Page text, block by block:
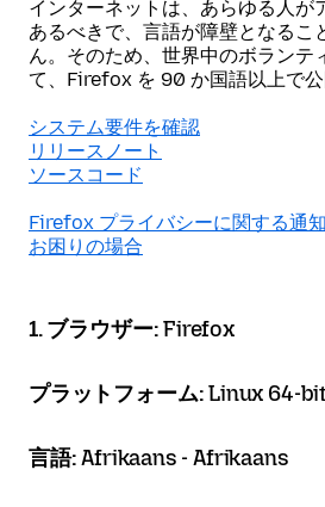
インターネットは、あらゆる人が
あるべきで、言語が障壁となるこ
ん。そのため、世界中のボランテ
て、Firefox を 90 か国語以上で公
システム要件を確認
リリースノート
ソースコード
Firefox プライバシーに関する通知
お困りの場合
1. ブラウザー:Firefox
プラットフォーム:Linux 64-bit
言語:Afrikaans - Afrikaans